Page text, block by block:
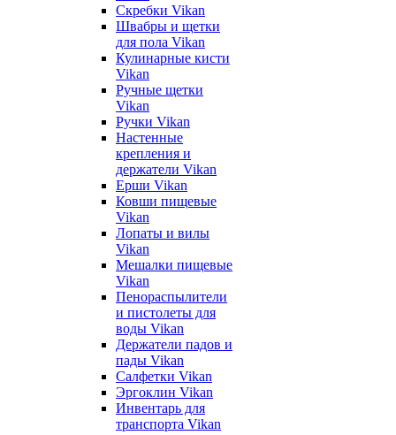
Скребки Vikan
Швабры и щетки
для пола Vikan
Кулинарные кисти
Vikan
Ручные щетки
Vikan
Ручки Vikan
Настенные
крепления и
держатели Vikan
Ерши Vikan
Ковши пищевые
Vikan
Лопаты и вилы
Vikan
Мешалки пищевые
Vikan
Пенораспылители
и пистолеты для
воды Vikan
Держатели падов и
пады Vikan
Салфетки Vikan
Эргоклин Vikan
Инвентарь для
транспорта Vikan